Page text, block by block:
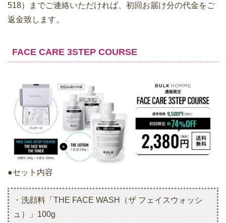
518）までご連絡いただければ、初回お届け分の代金をご
返金致します。
FACE CARE 3STEP COURSE
●セット内容
・洗顔料「THE FACE WASH（ザ フェイスウォッシ
ュ）」100g